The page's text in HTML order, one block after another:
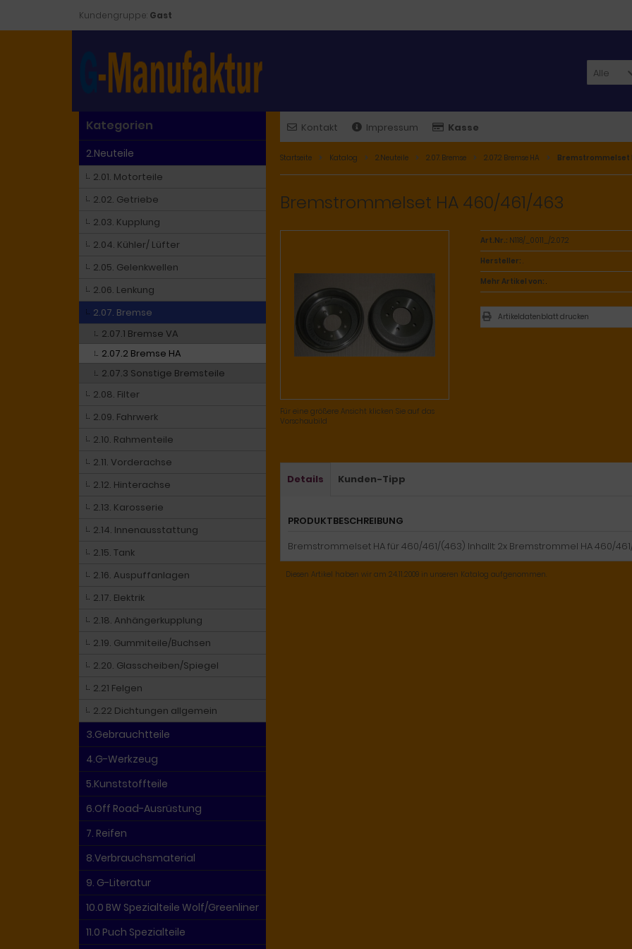
Kundengruppe: Gast
Alle
Kontakt Impressum Kasse
Startseite Katalog 2.Neuteile 2.07. Bremse 2.07.2 Bremse HA Bremstrommelset
Bremstrommelset HA 460/461/463
Für eine größere Ansicht klicken Sie auf das
Vorschaubild
Art.Nr.: N118/_0011_/2.07.2
Hersteller: .
Mehr Artikel von: .
Artikeldatenblatt drucken
Details Kunden-Tipp
PRODUKTBESCHREIBUNG
Bremstrommelset HA für 460/461/(463) Inhallt: 2x Bremstrommel HA 460/
Diesen Artikel haben wir am 24.11.2009 in unseren Katalog aufgenommen.
Kategorien
2.Neuteile
2.01. Motorteile
2.02. Getriebe
2.03. Kupplung
2.04. Kühler/ Lüfter
2.05. Gelenkwellen
2.06. Lenkung
2.07. Bremse
2.07.1 Bremse VA
2.07.2 Bremse HA
2.07.3 Sonstige Bremsteile
2.08. Filter
2.09. Fahrwerk
2.10. Rahmenteile
2.11. Vorderachse
2.12. Hinterachse
2.13. Karosserie
2.14. Innenausstattung
2.15. Tank
2.16. Auspuffanlagen
2.17. Elektrik
2.18. Anhängerkupplung
2.19. Gummiteile/Buchsen
2.20. Glasscheiben/Spiegel
2.21 Felgen
2.22 Dichtungen allgemein
3.Gebrauchtteile
4.G-Werkzeug
5.Kunststoffteile
6.Off Road-Ausrüstung
7. Reifen
8.Verbrauchsmaterial
9. G-Literatur
10.0 BW Spezialteile Wolf/Greenliner
11.0 Puch Spezialteile